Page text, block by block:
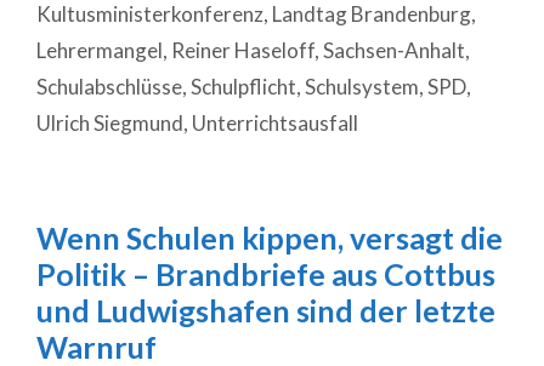
Kultusministerkonferenz, Landtag Brandenburg,
Lehrermangel, Reiner Haseloff,Sachsen-Anhalt,
Schulabschlüsse,Schulpflicht,Schulsystem,SPD,
Ulrich Siegmund, Unterrichtsausfall
Wenn Schulen kippen, versagt die
Politik – Brandbriefe aus Cottbus
und Ludwigshafen sind der letzte
Warnruf